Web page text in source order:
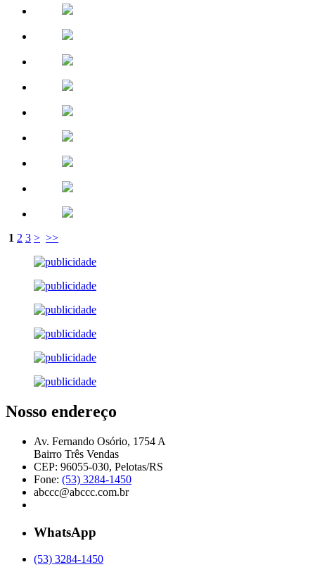
1 2 3 > >>
Nosso endereço
Av. Fernando Osório, 1754 A
Bairro Três Vendas
CEP: 96055-030, Pelotas/RS
Fone: (53) 3284-1450
abccc@abccc.com.br
WhatsApp
(53) 3284-1450